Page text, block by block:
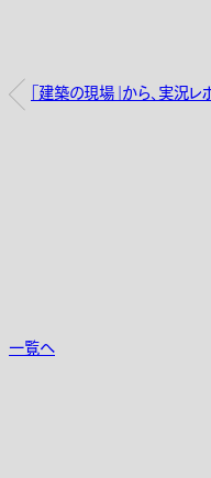
「建築の現場」から、実況レ
一覧へ